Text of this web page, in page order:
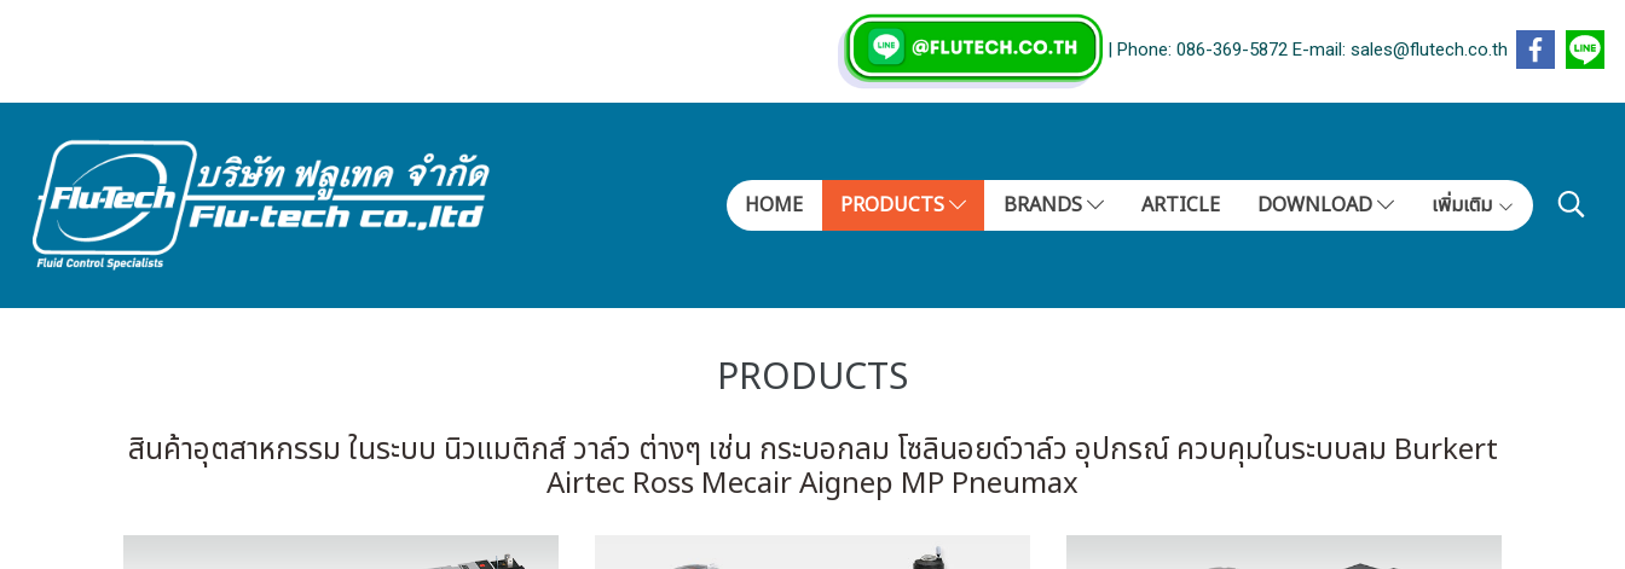
| Phone: 086-369-5872 E-mail: sales@flutech.co.th
HOME PRODUCTS BRANDS ARTICLE DOWNLOAD เพิ่มเติม
PRODUCTS
สินค้าอุตสาหกรรม ในระบบ นิวแมติกส์ วาล์ว ต่างๆ เช่น กระบอกลม โซลินอยด์วาล์ว อุปกรณ์ ควบคุมในระบบลม Burkert
Airtec Ross Mecair Aignep MP Pneumax